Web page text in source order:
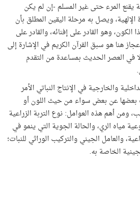
يقنع المرء حتى غير المسلم -إن لم يكن
الإلهية، ويصل به مرحلة اليقين المطلق بأن
الكون، وهو القادر على إفنائه، والقادر على
هنا هو سبق القرآن الكريم في الإشارة إلى
في العصر الحديث بمساعدة من التقدم
والخارجية في الإنتاج النباتي الأمر
بعضها عن بعض سواء من حيث اللون أو
ومن أهم هذه العوامل: نوع التربة الزراعية
مياه الري، والحالة الجوية التي ينمو في
والعامل الجيني والتركيب الوراثي للنبات؛
الخاصة به.